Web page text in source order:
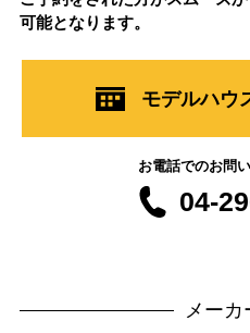
可能となります。
モデルハウ
お電話でのお問
04-
メーカ